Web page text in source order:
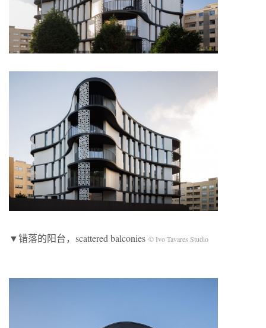
▼错落的阳台，scattered balconies © Ivo Tavares Studio